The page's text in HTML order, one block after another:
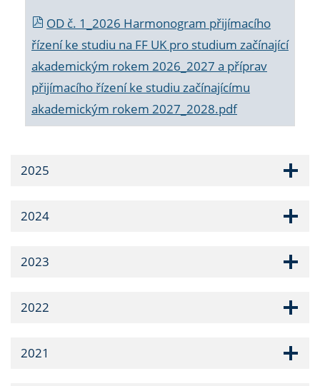
OD č. 1_2026 Harmonogram přijímacího
řízení ke studiu na FF UK pro studium začínající
akademickým rokem 2026_2027 a příprav
přijímacího řízení ke studiu začínajícímu
akademickým rokem 2027_2028.pdf
2025
2024
2023
2022
2021